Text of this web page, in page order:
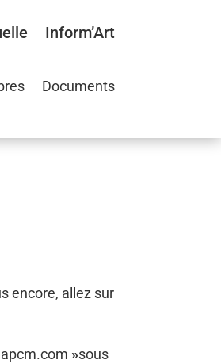
Inform’Art
Documents
encore, allez sur
»sous